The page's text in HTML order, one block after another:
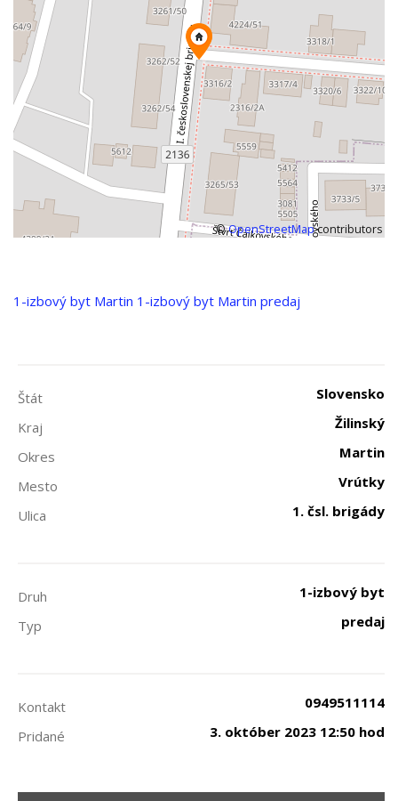
©OpenStreetMapcontributors
1-izbový byt Martin 1-izbový byt Martin predaj
Štát
Slovensko
Kraj
Žilinský
Okres
Martin
Mesto
Vrútky
Ulica
1. čsl. brigády
Druh
1-izbový byt
Typ
predaj
Kontakt
0949511114
Pridané
3. október 2023 12:50 hod